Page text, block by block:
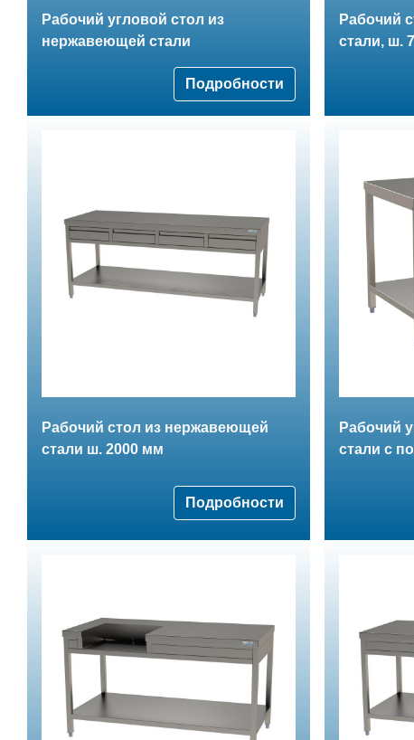
Рабочий угловой стол из
нержавеющей стали
Подробности
Рабочий
стали, ш.
Рабочий стол из нержавеющей
стали ш. 2000 мм
Подробности
Рабочий
стали с